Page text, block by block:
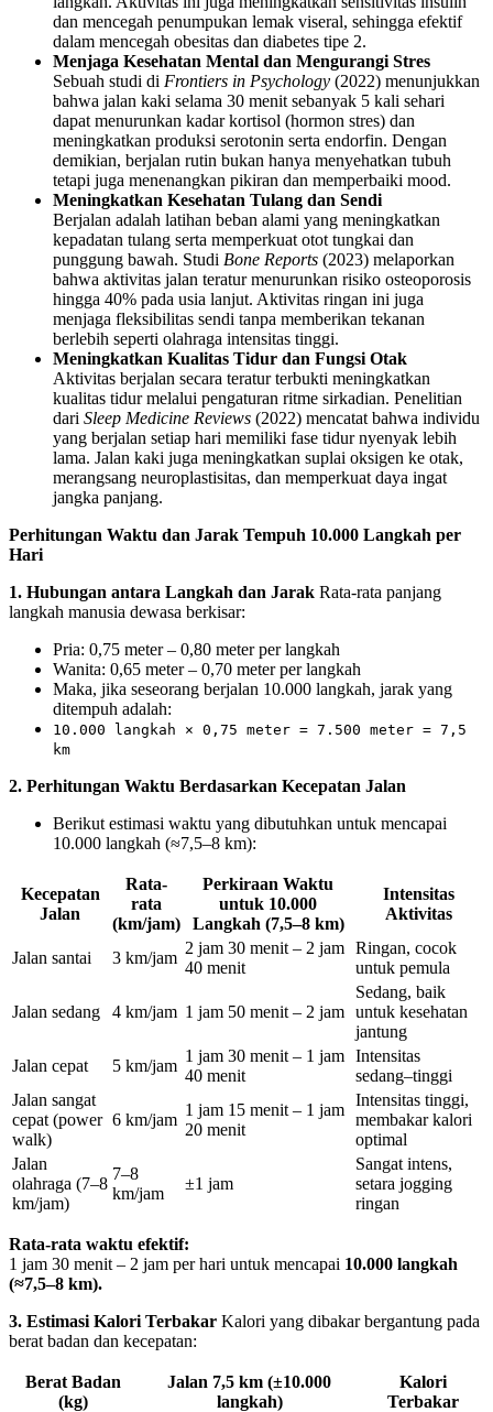
dan mencegah penumpukan lemak viseral, sehingga efektif
dalam mencegah obesitas dan diabetes tipe 2.
Menjaga Kesehatan Mental dan Mengurangi Stres
Sebuah studi di Frontiers in Psychology (2022) menunjukkan
bahwa jalan kaki selama 30 menit sebanyak 5 kali sehari
dapat menurunkan kadar kortisol (hormon stres) dan
meningkatkan produksi serotonin serta endorfin. Dengan
demikian, berjalan rutin bukan hanya menyehatkan tubuh
tetapi juga menenangkan pikiran dan memperbaiki mood.
Meningkatkan Kesehatan Tulang dan Sendi
Berjalan adalah latihan beban alami yang meningkatkan
kepadatan tulang serta memperkuat otot tungkai dan
punggung bawah. Studi Bone Reports (2023) melaporkan
bahwa aktivitas jalan teratur menurunkan risiko osteoporosis
hingga 40% pada usia lanjut. Aktivitas ringan ini juga
menjaga fleksibilitas sendi tanpa memberikan tekanan
berlebih seperti olahraga intensitas tinggi.
Meningkatkan Kualitas Tidur dan Fungsi Otak
Aktivitas berjalan secara teratur terbukti meningkatkan
kualitas tidur melalui pengaturan ritme sirkadian. Penelitian
dari Sleep Medicine Reviews (2022) mencatat bahwa individu
yang berjalan setiap hari memiliki fase tidur nyenyak lebih
lama. Jalan kaki juga meningkatkan suplai oksigen ke otak,
merangsang neuroplastisitas, dan memperkuat daya ingat
jangka panjang.
Perhitungan Waktu dan Jarak Tempuh 10.000 Langkah per
Hari
1. Hubungan antara Langkah dan Jarak Rata-rata panjang
langkah manusia dewasa berkisar:
Pria: 0,75 meter – 0,80 meter per langkah
Wanita: 0,65 meter – 0,70 meter per langkah
Maka, jika seseorang berjalan 10.000 langkah, jarak yang
ditempuh adalah:
10.000 langkah × 0,75 meter = 7.500 meter = 7,5
km
2. Perhitungan Waktu Berdasarkan Kecepatan Jalan
Berikut estimasi waktu yang dibutuhkan untuk mencapai
10.000 langkah (≈7,5–8 km):
Kecepatan
Jalan
Rata-
rata
(km/jam)
Perkiraan Waktu
untuk 10.000
Langkah (7,5–8 km)
Intensitas
Aktivitas
Jalan santai 3 km/jam
2 jam 30 menit – 2 jam
40 menit
Ringan, cocok
untuk pemula
Jalan sedang 4 km/jam 1 jam 50 menit – 2 jam
Sedang, baik
untuk kesehatan
jantung
Jalan cepat
5 km/jam
1 jam 30 menit – 1 jam
40 menit
Intensitas
sedang–tinggi
Jalan sangat
cepat (power
walk)
6 km/jam
1 jam 15 menit – 1 jam
20 menit
Intensitas tinggi,
membakar kalori
optimal
Jalan
olahraga (7–8
km/jam)
7–8
km/jam
±1 jam
Sangat intens,
setara jogging
ringan
Rata-rata waktu efektif:
1 jam 30 menit – 2 jam per hari untuk mencapai 10.000 langkah
(≈7,5–8 km).
3. Estimasi Kalori Terbakar Kalori yang dibakar bergantung pada
berat badan dan kecepatan:
Berat Badan
(kg)
Jalan 7,5 km (±10.000
langkah)
Kalori
Terbakar